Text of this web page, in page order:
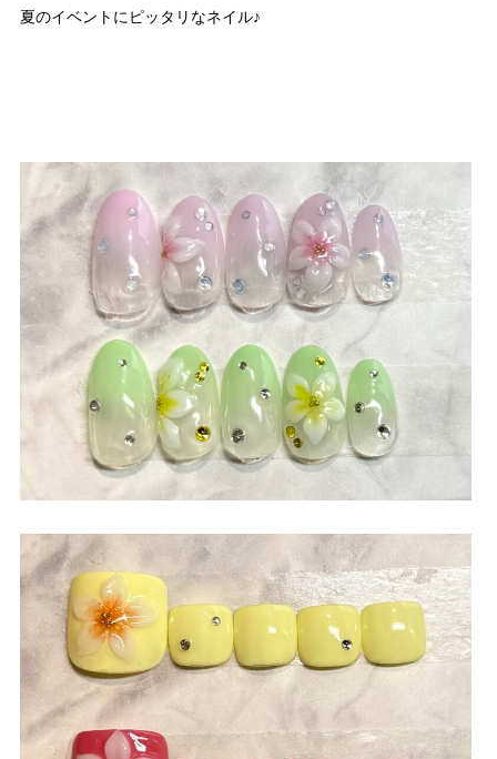
夏のイベントにピッタリなネイル♪